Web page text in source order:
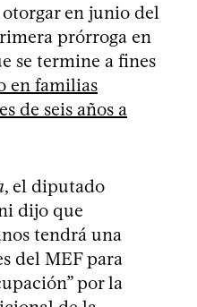
en junio del
prórroga en
se termine a fines
en familias
de seis años a
, el diputado
dijo que
tendrá una
del MEF para
por la